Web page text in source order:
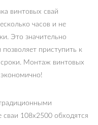
винтовых свай
часов и не
Это значительно
приступить к
Монтаж винтовых
108х2500 обходятся